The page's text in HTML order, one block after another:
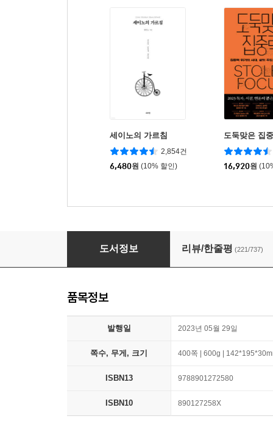
세이노의 가르침
2,854건
6,480원 (10% 할인)
도둑맞은 집
16,920원
역행자 확장판
도서정보 리뷰/한줄평 (221/737)
품목정보
발행일 2023년 05월 29일
쪽수, 무게, 크기 400쪽 | 600g |
ISBN13 9788901272580
ISBN10 890127258X